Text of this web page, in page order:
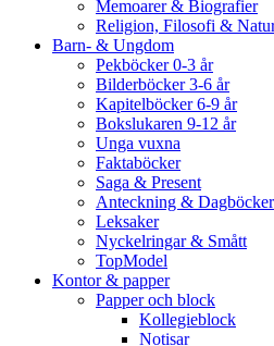
Memoarer & Biografier
Religion, Filosofi &
Barn- & Ungdom
Pekböcker 0-3 år
Bilderböcker 3-6 år
Kapitelböcker 6-9 år
Bokslukaren 9-12 år
Unga vuxna
Faktaböcker
Saga & Present
Anteckning & Dagböcker
Leksaker
Nyckelringar & Smått
TopModel
Kontor & papper
Papper och block
Kollegieblock
Notisar